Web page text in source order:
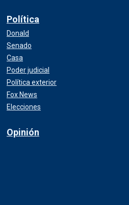
Política
Donald
Senado
Casa
Poder judicial
Política exterior
Fox News
Elecciones
Opinión